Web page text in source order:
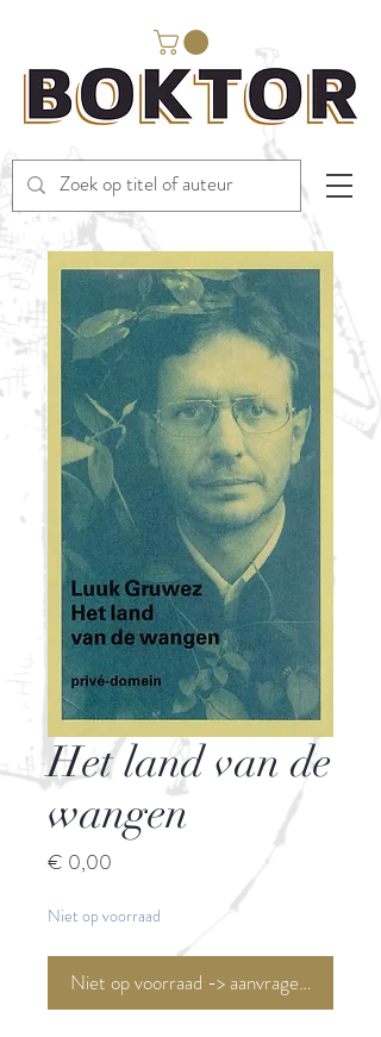
Het land van de
wangen
€ 0,00
Niet op voorraad
Niet op voorraad -> aanvragen <-